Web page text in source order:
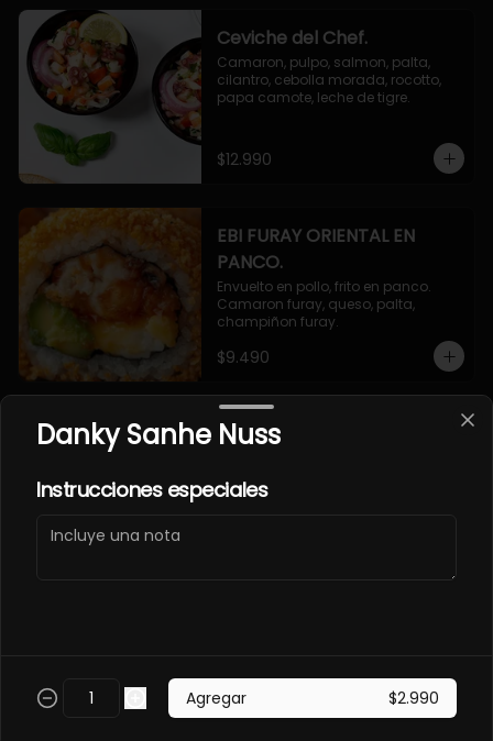
Ceviche del Chef.
Camaron, pulpo, salmon, palta,
cilantro, cebolla morada, rocotto,
papa camote, leche de tigre.
$12.990
EBI FURAY ORIENTAL EN
PANCO.
Envuelto en pollo, frito en panco.
Camaron furay, queso, palta,
champiñon furay.
$9.490
EBI MAGURO ACEVICHON
Frito en panco, cubierto con atun
fresco, salsa acevichada y toques
Envuelto en palta, cubierto con
salmon fresco, salsa acevichada y
toques de shichimi. Camaron furay,
Danky Sanhe Nuss
Instrucciones especiales
Agregar $2.990